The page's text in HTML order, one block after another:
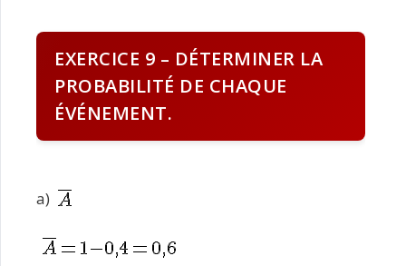
EXERCICE 9 – DÉTERMINER LA
PROBABILITÉ DE CHAQUE
ÉVÉNEMENT.
a)